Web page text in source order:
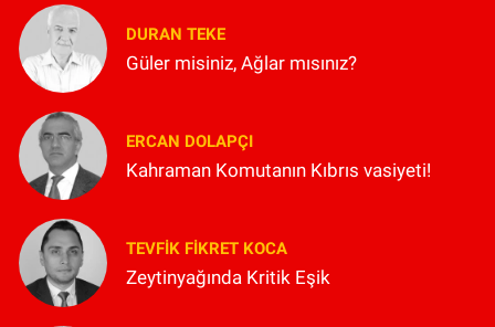
DURAN TEKE
Güler misiniz, Ağlar mısınız?
ERCAN DOLAPÇI
Kahraman Komutanın Kıbrıs vasiyeti!
TEVFIK FIKRET KOCA
Zeytinyağında Kritik Eşik